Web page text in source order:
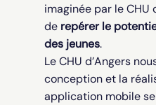
imaginée par le CHU
de repérer le
des jeunes.
Le CHU d’Angers
conception et la
application mobile